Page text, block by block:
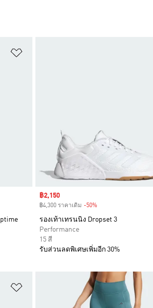
Sale price
฿2,150
฿4,300 ราคาเดิม -50%
รองเท้าเทรนนิง Dropset 3
Performance
15 สี
รับส่วนลดพิเศษเพิ่มอีก 30%
เพิ่มไปยังรายการสินค้าโปรด